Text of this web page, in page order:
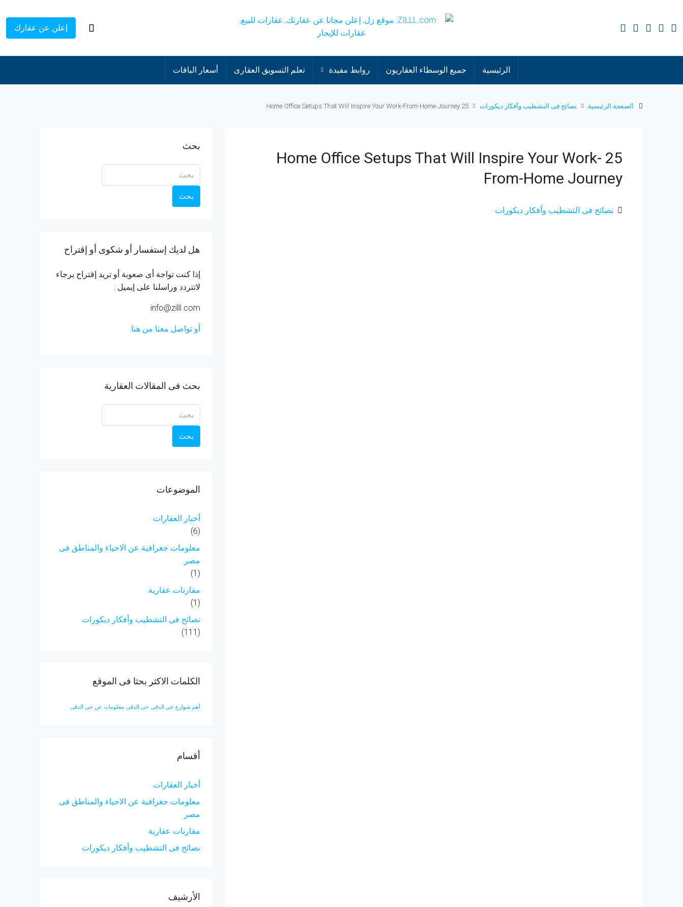
إعلن عن عقارك
الرئيسية جميع الوسطاء العقاريون روابط مفيدة تعلم التسويق العقارى أسعار الباقات
الصفحة الرئيسية نصائح فى التشطيب وأفكار ديكورات 25 Home Office Setups That Will Inspire Your Work-From-Home Journey
25 Home Office Setups That Will Inspire Your Work-
From-Home Journey
نصائح فى التشطيب وأفكار ديكورات
بحث
بحث
هل لديك إستفسار أو شكوى أو إقتراح
إذا كنت تواجة أى صعوبة أو تريد إقتراح برجاء
لاتتردد وراسلنا على إيميل :
info@zilll.com
أو تواصل معنا من هنا
بحث فى المقالات العقارية
بحث
الموضوعات
أخبار العقارات
(6)
معلومات جغرافية عن الاحياء والمناطق فى
مصر
(1)
مقارنات عقارية
(1)
نصائح فى التشطيب وأفكار ديكورات
(111)
الكلمات الاكثر بحثا فى الموقع
أهم شوارع حى الدقى حى الدقى معلومات عن حى الدقى
أقسام
أخبار العقارات
معلومات جغرافية عن الاحياء والمناطق فى
مصر
مقارنات عقارية
نصائح فى التشطيب وأفكار ديكورات
الأرشيف